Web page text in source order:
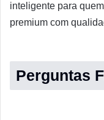
inteligente para
premium com
Perguntas